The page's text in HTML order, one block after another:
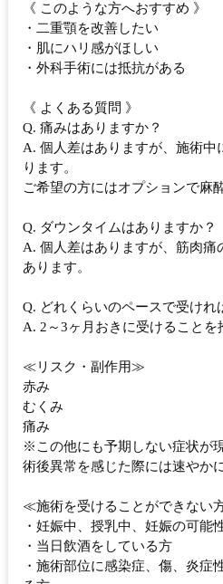
《 このような方へおすすめ 》
・二重顎を改善したい
・肌にハリ感がほしい
・外科手術には抵抗がある
《 よくある質問 》
Q. 痛みはありますか？
A. 個人差はありますが、施術中
ります。
ご希望の方にはオプションで麻
Q. ダウンタイムはありますか？
A. 個人差はありますが、筋肉痛
あります。
Q. どれくらいのペースで受けれ
A. 2～3ヶ月おきに受けることを
≪リスク・副作用≫
赤み
むくみ
痛み
※この他にも予期しない症状が
術後異常を感じた際には速やか
≪施術を受けることができない
・妊娠中、授乳中、妊娠の可能
・当日飲酒をしている方
・施術部位に感染症、傷、炎症